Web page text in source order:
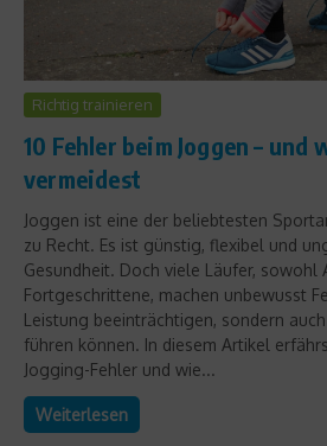
Richtig trainieren
10 Fehler beim Joggen – und
vermeidest
Joggen ist eine der beliebtesten
zu Recht. Es ist günstig, flexibel und
Gesundheit. Doch viele Läufer, sowohl
Fortgeschrittene, machen unbewusst
Leistung beeinträchtigen, sondern
führen können. In diesem Artikel
Jogging-Fehler und wie...
Weiterlesen